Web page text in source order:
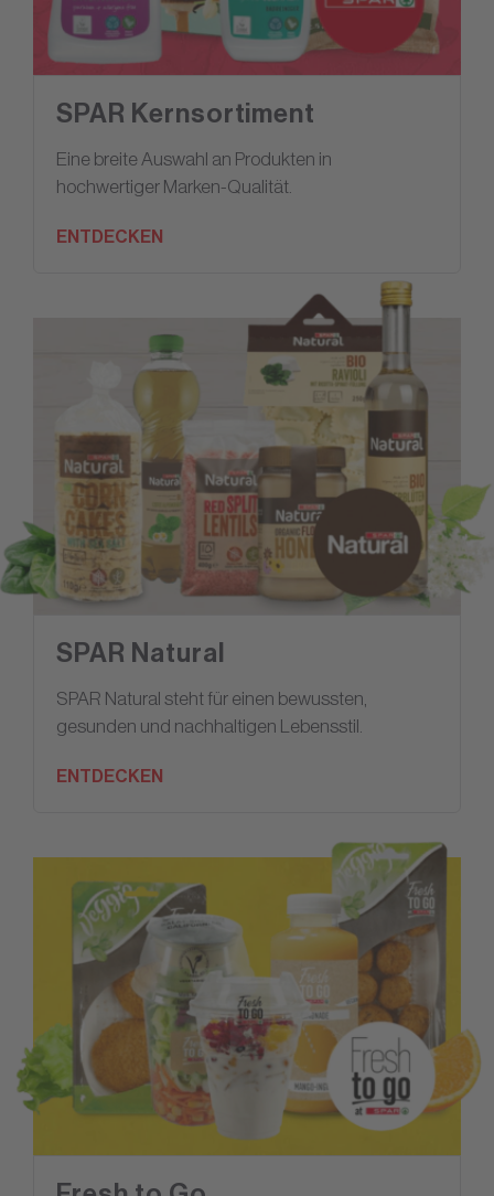
SPAR Kernsortiment
Eine breite Auswahl an Produkten in
hochwertiger Marken-Qualität.
ENTDECKEN
SPAR Natural
SPAR Natural steht für einen bewussten,
gesunden und nachhaltigen Lebensstil.
ENTDECKEN